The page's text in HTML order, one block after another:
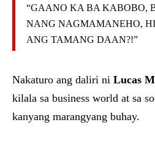
“GAANO KA BA KABOBO,
NANG NAGMAMANEHO,
ANG TAMANG DAAN?!”
Nakaturo ang daliri ni Lucas
kilala sa business world at sa
kanyang marangyang buhay.